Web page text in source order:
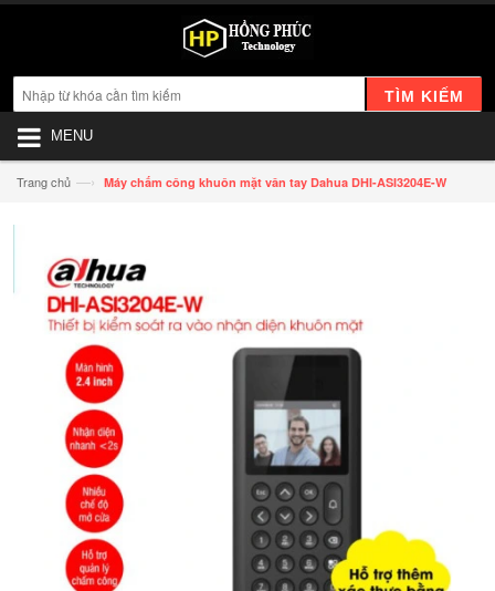
TÌM KIẾM
MENU
Trang chủ —› Máy chấm công khuôn mặt vân tay Dahua DHI-ASI3204E-W